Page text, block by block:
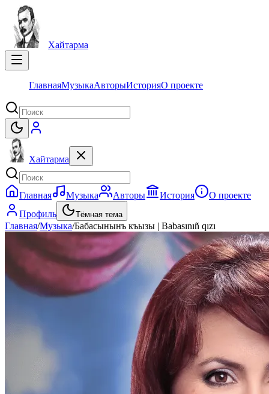
Хайтарма
ГлавнаяМузыкаАвторыИсторияО проекте
Хайтарма
Главная Музыка Авторы История
О проекте
Профиль
Тёмная тема
Главная/Музыка/Бабасынынъ къызы | Babasınıñ qızı